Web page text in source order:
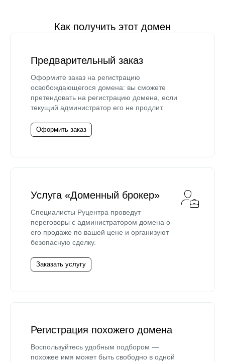
Как получить этот домен
Предварительный заказ
Оформите заказ на регистрацию
освобождающегося домена: вы сможете
претендовать на регистрацию домена, если
текущий администратор его не продлит.
Оформить заказ
Услуга «Доменный брокер»
Специалисты Руцентра проведут
переговоры с администратором домена о
его продаже по вашей цене и организуют
безопасную сделку.
Заказать услугу
Регистрация похожего домена
Воспользуйтесь удобным подбором —
похожее имя может быть свободно в одной